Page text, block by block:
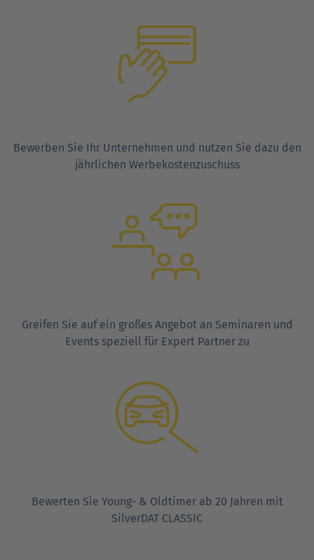
Bewerben Sie Ihr Unternehmen und nutzen Sie dazu den
jährlichen Werbekostenzuschuss
Greifen Sie auf ein großes Angebot an Seminaren und
Events speziell für Expert Partner zu
Bewerten Sie Young- & Oldtimer ab 20 Jahren mit
SilverDAT CLASSIC